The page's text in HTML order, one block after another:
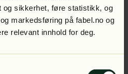
og sikkerhet, føre statistikk, og
markedsføring på fabel.no og
relevant innhold for deg.